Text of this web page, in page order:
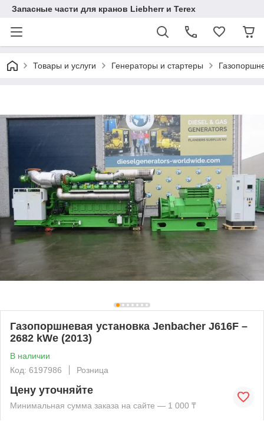
Запасные части для кранов Liebherr и Terex
Товары и услуги Генераторы и стартеры
Газопоршневая установка Jenbacher J616F –
2682 kWe (2013)
В наличии
Код: 6197986
Розница
Цену уточняйте
Минимальная сумма заказа на сайте — 1 000 ₸